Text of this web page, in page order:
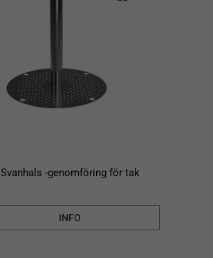
Svanhals -genomföring för tak
INFO